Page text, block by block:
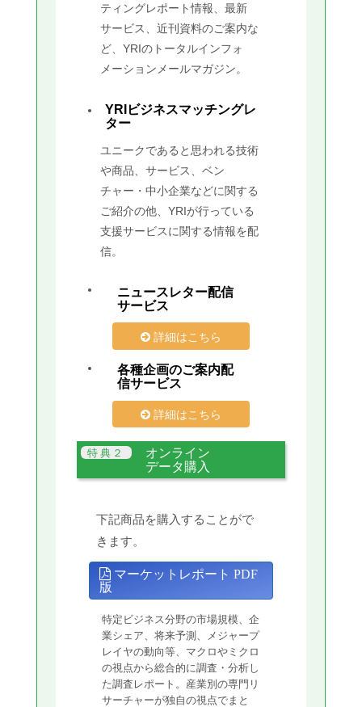
ティングレポート情報、最新
サービス、近刊資料のご案内な
ど、YRIのトータルインフォ
メーションメールマガジン。
YRIビジネスマッチングレ
ター
ユニークであると思われる技術
や商品、サービス、ベン
チャー・中小企業などに関する
ご紹介の他、YRIが行っている
支援サービスに関する情報を配
信。
ニュースレター配信
サービス
詳細はこちら
各種企画のご案内配
信サービス
詳細はこちら
オンライン
データ購入
下記商品を購入することがで
きます。
マーケットレポート PDF
版
特定ビジネス分野の市場規模、企
業シェア、将来予測、メジャープ
レイヤの動向等、マクロやミクロ
の視点から総合的に調査・分析し
た調査レポート。産業別の専門リ
サーチャーが独自の視点でまと